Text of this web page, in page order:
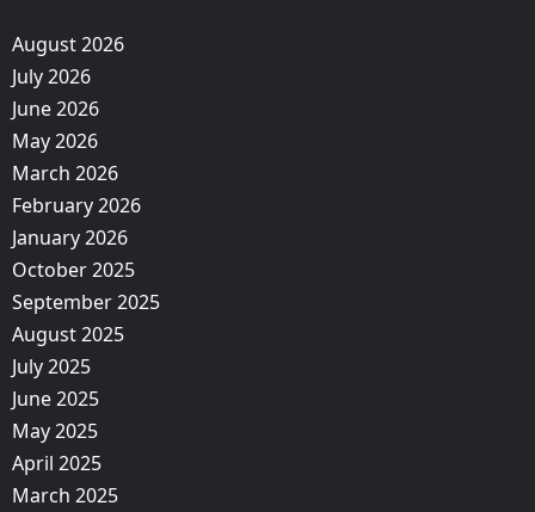
August 2026
July 2026
June 2026
May 2026
March 2026
February 2026
January 2026
October 2025
September 2025
August 2025
July 2025
June 2025
May 2025
April 2025
March 2025